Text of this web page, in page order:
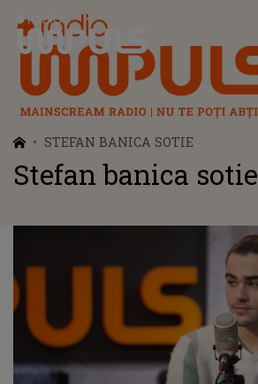
Radio Impuls
STEFAN BANICA SOTIE
Stefan banica sotie